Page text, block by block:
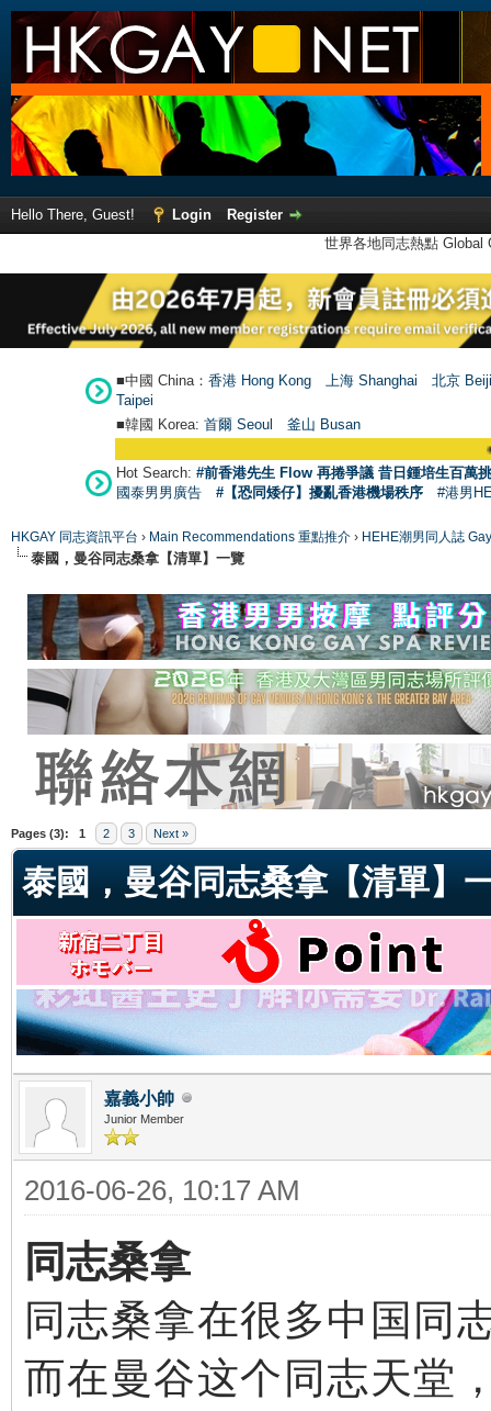
Hello There, Guest! Login
Register
世界各地同志熱點
■中國 China： 香港 Hong Kong 上海 Shanghai
北京
Taipei
■韓國 Korea: 首爾 Seoul 釜山 Busan
【號外】
Hot Search: #前香港先生 Flow 再捲爭議 昔日鍾培生百萬
國泰男男廣告
#【恐同矮仔】擾亂香港機場秩序 #港男
HKGAY 同志資訊平台 › Main Recommendations 重點推介 › HEHE潮男同人誌
泰國，曼谷同志桑拿【清單】一覽
Pages (3): 1 2 3 Next »
泰國，曼谷同志桑拿【清單】
嘉義小帥
Junior Member
2016-06-26, 10:17 AM
同志桑拿
同志桑拿在很多中国同
而在曼谷这个同志天堂